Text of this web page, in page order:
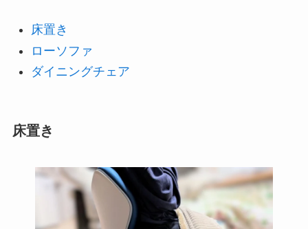
床置き
ローソファ
ダイニングチェア
床置き